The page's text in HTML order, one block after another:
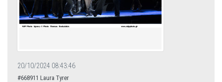
20/10/2024 08:43:46
#668911 Laura Tyrer